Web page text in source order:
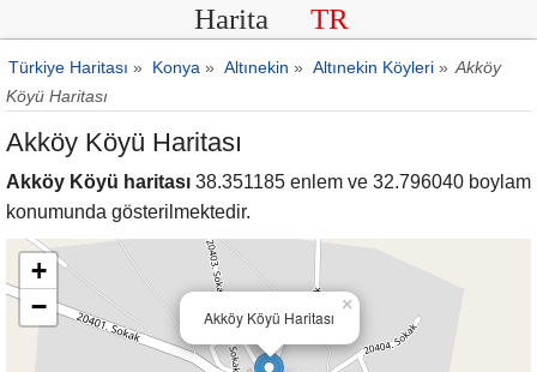
Harita TR
Türkiye Haritası » Konya » Altınekin » Altınekin Köyleri » Akköy
Köyü Haritası
Akköy Köyü Haritası
Akköy Köyü haritası 38.351185 enlem ve 32.796040 boylam
konumunda gösterilmektedir.
Akköy Köyü Haritası
×
+
−